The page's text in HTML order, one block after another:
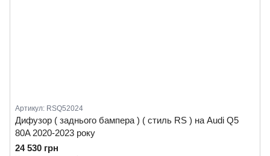
Артикул: RSQ52024
Дифузор ( заднього бампера ) ( стиль RS ) на Audi Q5
80A 2020-2023 року
24 530 грн